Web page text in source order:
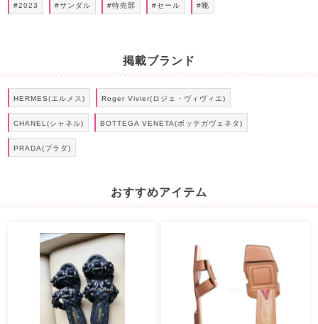
#2023 #サンダル #特売部 #セール #靴
掲載ブランド
HERMES(エルメス) Roger Vivier(ロジェ・ヴィヴィエ)
CHANEL(シャネル) BOTTEGA VENETA(ボッテガヴェネタ)
PRADA(プラダ)
おすすめアイテム